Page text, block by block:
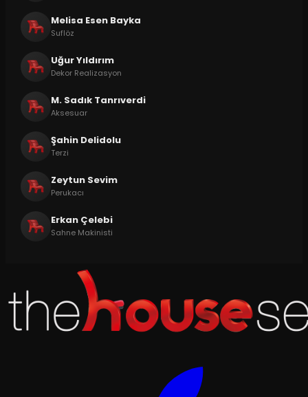
Melisa Esen Bayka
Suflöz
Uğur Yıldırım
Dekor Realizasyon
M. Sadık Tanrıverdi
Aksesuar
Şahin Delidolu
Terzi
Zeytun Sevim
Perukacı
Erkan Çelebi
Sahne Makinisti